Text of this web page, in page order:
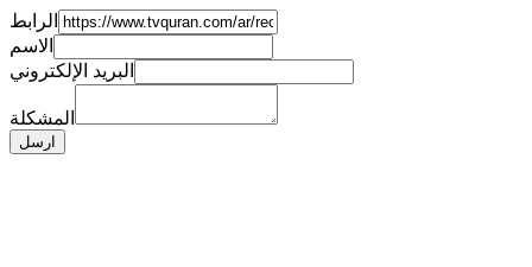
الرابط
الاسم
البريد الإلكتروني
المشكلة
ارسل